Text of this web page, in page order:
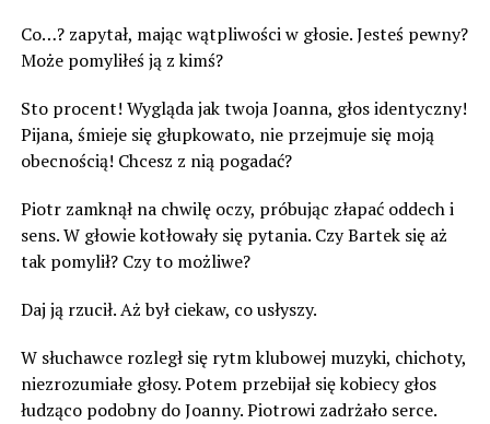
Co…? zapytał, mając wątpliwości w głosie. Jesteś pewny?
Może pomyliłeś ją z kimś?
Sto procent! Wygląda jak twoja Joanna, głos identyczny!
Pijana, śmieje się głupkowato, nie przejmuje się moją
obecnością! Chcesz z nią pogadać?
Piotr zamknął na chwilę oczy, próbując złapać oddech i
sens. W głowie kotłowały się pytania. Czy Bartek się aż
tak pomylił? Czy to możliwe?
Daj ją rzucił. Aż był ciekaw, co usłyszy.
W słuchawce rozległ się rytm klubowej muzyki, chichoty,
niezrozumiałe głosy. Potem przebijał się kobiecy głos
łudząco podobny do Joanny. Piotrowi zadrżało serce.